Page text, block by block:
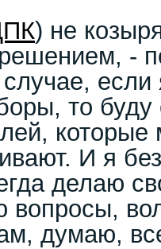
) не
-
то буду
И я
делаю
вопросы,
думаю,